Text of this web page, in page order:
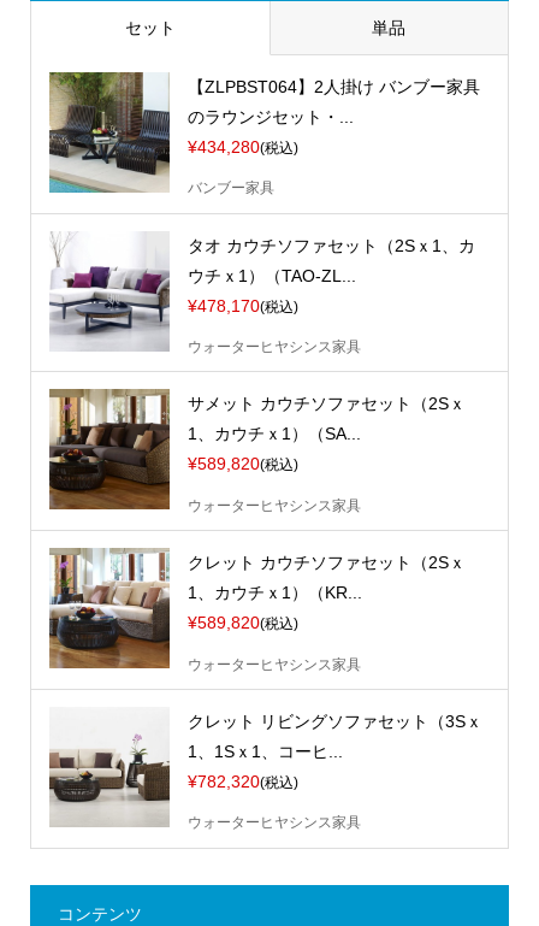
セット 単品
【ZLPBST064】2人掛け バンブー家具
のラウンジセット・...
¥434,280(税込)
バンブー家具
タオ カウチソファセット（2Sｘ1、カ
ウチｘ1）（TAO-ZL...
¥478,170(税込)
ウォーターヒヤシンス家具
サメット カウチソファセット（2Sｘ
1、カウチｘ1）（SA...
¥589,820(税込)
ウォーターヒヤシンス家具
クレット カウチソファセット（2Sｘ
1、カウチｘ1）（KR...
¥589,820(税込)
ウォーターヒヤシンス家具
クレット リビングソファセット（3Sｘ
1、1Sｘ1、コーヒ...
¥782,320(税込)
ウォーターヒヤシンス家具
コンテンツ